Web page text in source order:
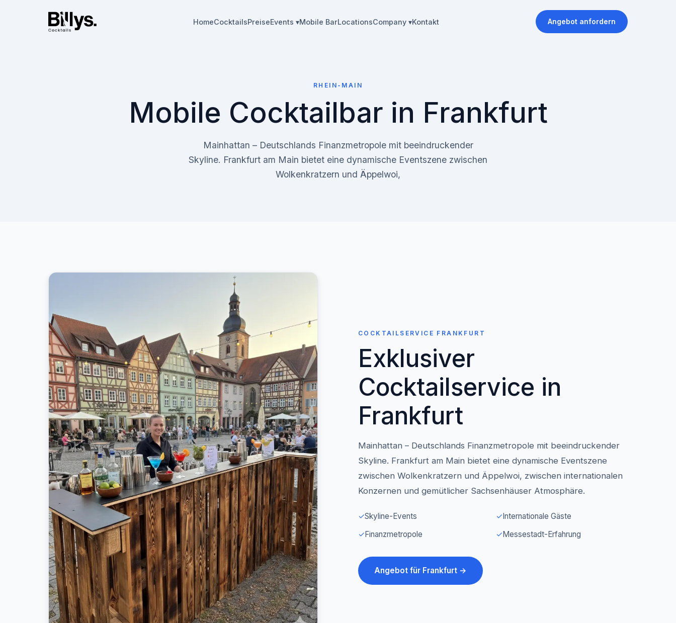
HomeCocktailsPreiseEvents ▾Mobile BarLocationsCompany ▾Kontakt Angebot anfordern
RHEIN-MAIN
Mobile Cocktailbar in Frankfurt
Mainhattan – Deutschlands Finanzmetropole mit beeindruckender
Skyline. Frankfurt am Main bietet eine dynamische Eventszene zwischen
Wolkenkratzern und Äppelwoi,
COCKTAILSERVICE FRANKFURT
Exklusiver
Cocktailservice in
Frankfurt
Mainhattan – Deutschlands Finanzmetropole mit beeindruckender
Skyline. Frankfurt am Main bietet eine dynamische Eventszene
zwischen Wolkenkratzern und Äppelwoi, zwischen internationalen
Konzernen und gemütlicher Sachsenhäuser Atmosphäre.
✓Skyline-Events ✓Internationale Gäste
✓Finanzmetropole ✓Messestadt-Erfahrung
Angebot für Frankfurt →